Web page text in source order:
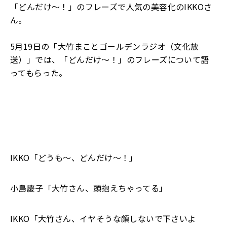
「どんだけ～！」のフレーズで人気の美容化のIKKOさ
ん。
5月19日の「大竹まことゴールデンラジオ（文化放
送）」では、 「どんだけ～！」のフレーズについて語
ってもらった。
IKKO「どうも～、どんだけ～！」
小島慶子「大竹さん、頭抱えちゃってる」
IKKO「大竹さん、イヤそうな顔しないで下さいよ